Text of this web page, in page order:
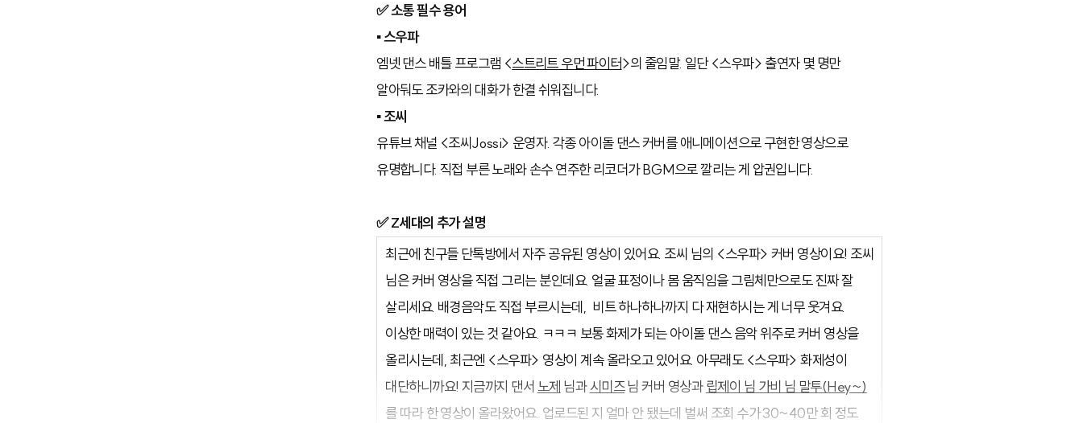
✅ 소통 필수 용어
▪ 스우파
엠넷 댄스 배틀 프로그램 <스트리트 우먼 파이터>의 줄임말. 일단 <스우파> 출연자 몇 명만
알아둬도 조카와의 대화가 한결 쉬워집니다.
▪ 조씨
유튜브 채널 <조씨Jossi> 운영자. 각종 아이돌 댄스 커버를 애니메이션으로 구현한 영상으로
유명합니다. 직접 부른 노래와 손수 연주한 리코더가 BGM으로 깔리는 게 압권입니다.
✅ Z세대의 추가 설명
최근에 친구들 단톡방에서 자주 공유된 영상이 있어요. 조씨 님의 <스우파> 커버 영상이요! 조씨
님은 커버 영상을 직접 그리는 분인데요. 얼굴 표정이나 몸 움직임을 그림체만으로도 진짜 잘
살리세요. 배경음악도 직접 부르시는데, 비트 하나하나까지 다 재현하시는 게 너무 웃겨요.
이상한 매력이 있는 것 같아요. ㅋㅋㅋ 보통 화제가 되는 아이돌 댄스 음악 위주로 커버 영상을
올리시는데, 최근엔 <스우파> 영상이 계속 올라오고 있어요. 아무래도 <스우파> 화제성이
대단하니까요! 지금까지 댄서 노제 님과시미즈님 커버 영상과립제이 님 가비 님 말투(Hey~)
를 따라 한 영상이 올라왔어요. 업로드된 지 얼마 안 됐는데 벌써 조회 수가 30~40만 회 정도